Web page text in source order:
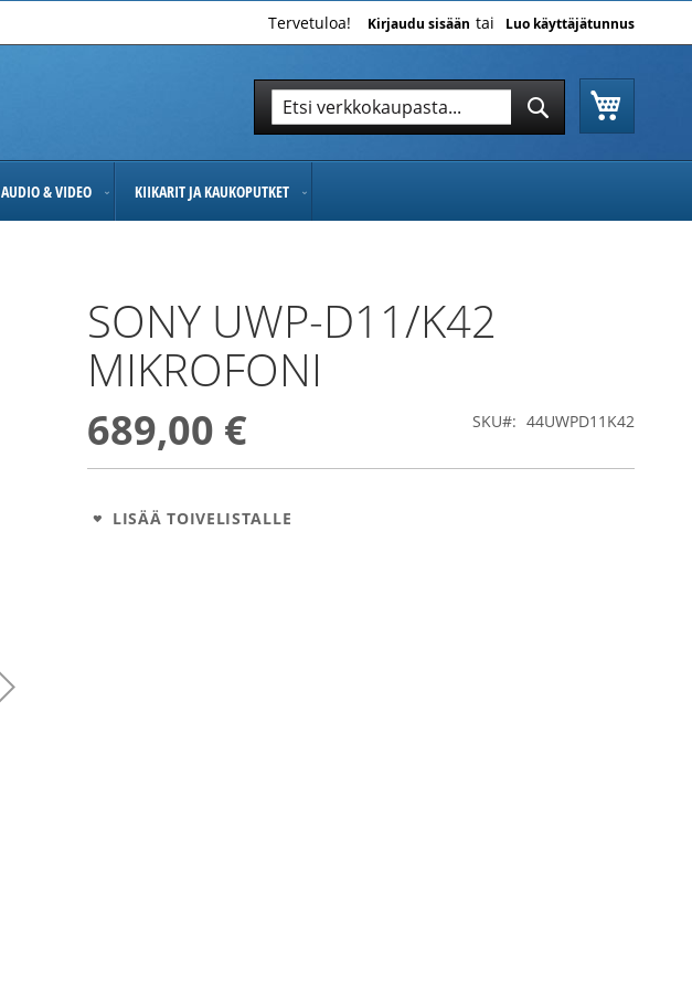
Tervetuloa! Kirjaudu sisään Luo käyttäjätunnus
Hae
AUDIO & VIDEO KIIKARIT JA KAUKOPUTKET
SONY UWP-D11/K42
MIKROFONI
689,00 € SKU 44UWPD11K42
LISÄÄ TOIVELISTALLE